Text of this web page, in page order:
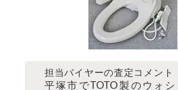
担当バイヤーの査定コメント
平塚市でTOTO製のウォシ